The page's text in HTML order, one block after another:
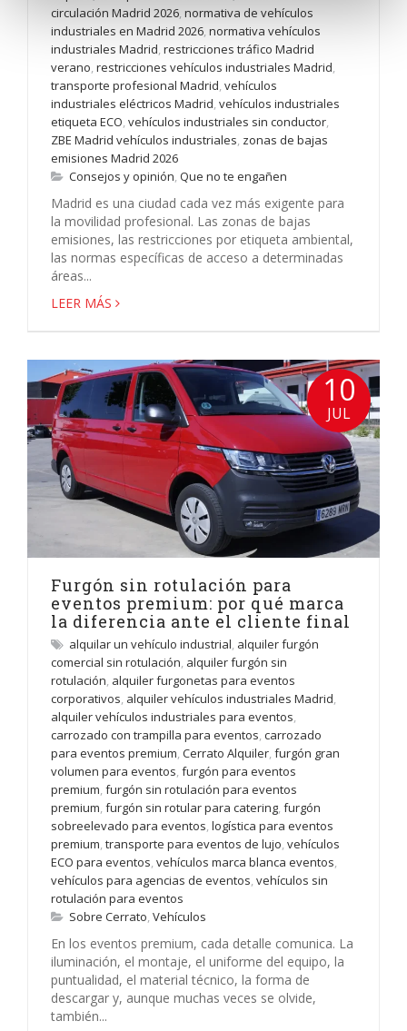
circulación Madrid 2026 normativa de vehículos
industriales en Madrid 2026 normativa vehículos
industriales Madrid restricciones tráfico Madrid
verano restricciones vehículos industriales Madrid
transporte profesional Madrid vehículos
industriales eléctricos Madrid vehículos industriales
etiqueta ECO vehículos industriales sin conductor
ZBE Madrid vehículos industriales zonas de bajas
emisiones Madrid 2026
Consejos y opinión Que no te engañen
Madrid es una ciudad cada vez más exigente para
la movilidad profesional. Las zonas de bajas
emisiones, las restricciones por etiqueta ambiental,
las normas específicas de acceso a determinadas
áreas...
LEER MÁS
10
JUL
Furgón sin rotulación para
eventos premium: por qué marca
la diferencia ante el cliente final
alquilar un vehículo industrial, alquiler furgón
comercial sin rotulación, alquiler furgón sin
rotulación, alquiler furgonetas para eventos
corporativos, alquiler vehículos industriales Madrid,
alquiler vehículos industriales para eventos,
carrozado con trampilla para eventos, carrozado
para eventos premium, Cerrato Alquiler, furgón gran
volumen para eventos, furgón para eventos
premium, furgón sin rotulación para eventos
premium, furgón sin rotular para catering, furgón
sobreelevado para eventos, logística para eventos
premium, transporte para eventos de lujo, vehículos
ECO para eventos, vehículos marca blanca eventos,
vehículos para agencias de eventos, vehículos sin
rotulación para eventos
Sobre Cerrato, Vehículos
En los eventos premium, cada detalle comunica. La
iluminación, el montaje, el uniforme del equipo, la
puntualidad, el material técnico, la forma de
descargar y, aunque muchas veces se olvide,
también...